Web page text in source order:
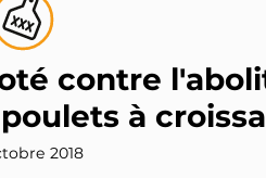
contre
à
2018